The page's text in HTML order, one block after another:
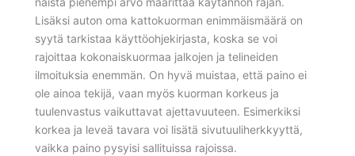
Lisäksi auton oma kattokuorman enimmäismäärä on
syytä tarkistaa käyttöohjekirjasta, koska se voi
rajoittaa kokonaiskuormaa jalkojen ja telineiden
ilmoituksia enemmän. On hyvä muistaa, että paino ei
ole ainoa tekijä, vaan myös kuorman korkeus ja
tuulenvastus vaikuttavat ajettavuuteen. Esimerkiksi
korkea ja leveä tavara voi lisätä sivutuuliherkkyyttä,
vaikka paino pysyisi sallituissa rajoissa.